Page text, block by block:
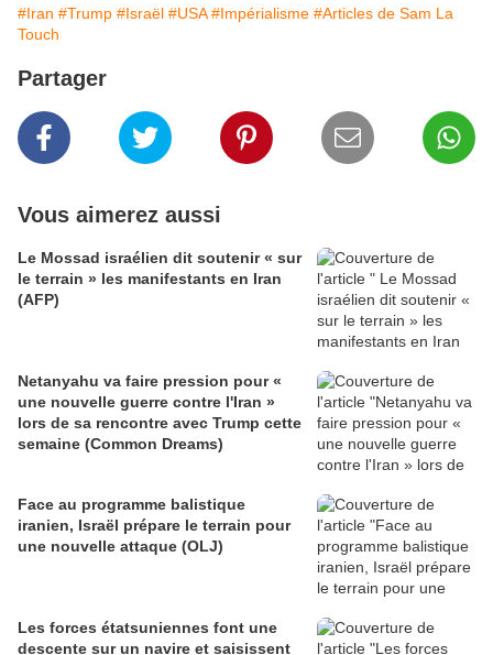
#Iran #Trump #Israël #USA #Impérialisme #Articles de Sam La
Touch
Partager
Vous aimerez aussi
Le Mossad israélien dit soutenir « sur
le terrain » les manifestants en Iran
(AFP)
Netanyahu va faire pression pour «
une nouvelle guerre contre l'Iran »
lors de sa rencontre avec Trump cette
semaine (Common Dreams)
Face au programme balistique
iranien, Israël prépare le terrain pour
une nouvelle attaque (OLJ)
Les forces étatsuniennes font une
descente sur un navire et saisissent